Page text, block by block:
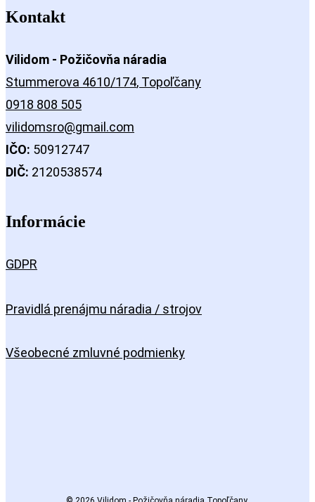
Kontakt
Vilidom - Požičovňa náradia
Stummerova 4610/174, Topoľčany
0918 808 505
vilidomsro@gmail.com
IČO: 50912747
DIČ: 2120538574
Informácie
GDPR
Pravidlá prenájmu náradia / strojov
Všeobecné zmluvné podmienky